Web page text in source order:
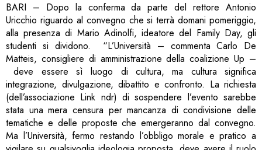
BARI – Dopo la conferma da parte del rettore Antonio
Uricchio riguardo al convegno che si terrà domani pomeriggio,
alla presenza di Mario Adinolfi, ideatore del Family Day, gli
studenti si dividono. “L’Università – commenta Carlo De
Matteis, consigliere di amministrazione della coalizione Up –
deve essere sì luogo di cultura, ma cultura significa
integrazione, divulgazione, dibattito e confronto. La richiesta
(dell’associazione Link ndr) di sospendere l’evento sarebbe
stata una mera censura per mancanza di condivisione delle
tematiche e delle proposte che emergeranno dal convegno.
Ma l’Università, fermo restando l’obbligo morale e pratico a